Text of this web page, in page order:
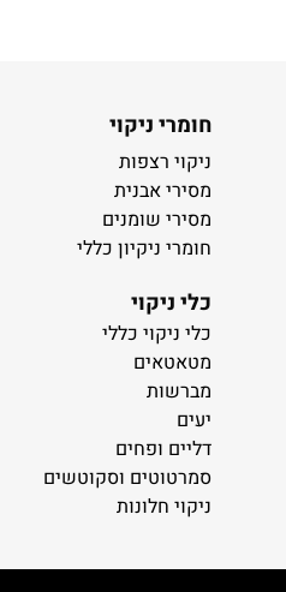
חומרי ניקוי
ניקוי רצפות
מסירי אבנית
מסירי שומנים
חומרי ניקיון כללי
כלי ניקוי
כלי ניקוי כללי
מטאטאים
מברשות
יעים
דליים ופחים
סמרטוטים וסקוטשים
ניקוי חלונות